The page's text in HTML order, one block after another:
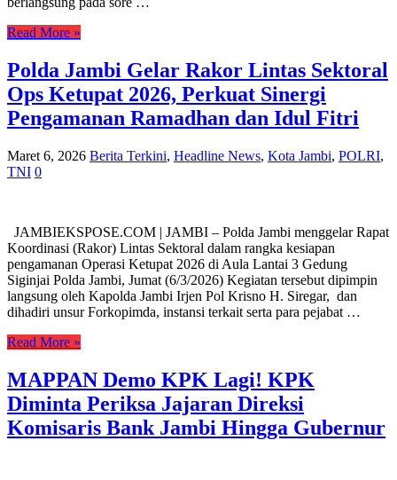
Read More »
Polda Jambi Gelar Rakor Lintas Sektoral
Ops Ketupat 2026, Perkuat Sinergi
Pengamanan Ramadhan dan Idul Fitri
Maret 6, 2026 Berita Terkini, Headline News, Kota Jambi, POLRI,
TNI 0
JAMBIEKSPOSE.COM | JAMBI – Polda Jambi menggelar Rapat
Koordinasi (Rakor) Lintas Sektoral dalam rangka kesiapan
pengamanan Operasi Ketupat 2026 di Aula Lantai 3 Gedung
Siginjai Polda Jambi, Jumat (6/3/2026) Kegiatan tersebut dipimpin
langsung oleh Kapolda Jambi Irjen Pol Krisno H. Siregar, dan
dihadiri unsur Forkopimda, instansi terkait serta para pejabat …
Read More »
‎MAPPAN Demo KPK Lagi! KPK
Diminta Periksa Jajaran Direksi
Komisaris Bank Jambi Hingga Gubernur